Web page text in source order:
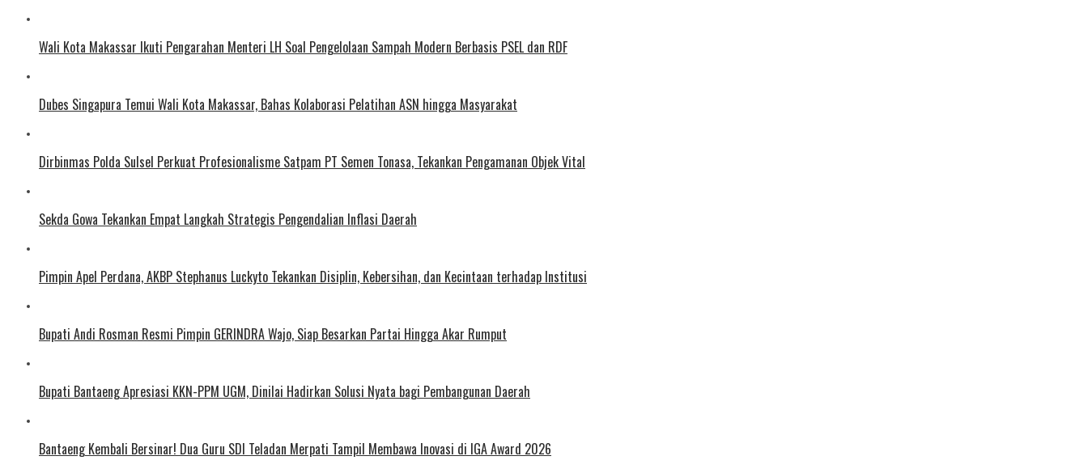
Wali Kota Makassar Ikuti Pengarahan Menteri LH Soal Pengelolaan Sampah Modern Berbasis PSEL dan RDF
Dubes Singapura Temui Wali Kota Makassar, Bahas Kolaborasi Pelatihan ASN hingga Masyarakat
Dirbinmas Polda Sulsel Perkuat Profesionalisme Satpam PT Semen Tonasa, Tekankan Pengamanan Objek Vital
Sekda Gowa Tekankan Empat Langkah Strategis Pengendalian Inflasi Daerah
Pimpin Apel Perdana, AKBP Stephanus Luckyto Tekankan Disiplin, Kebersihan, dan Kecintaan terhadap Institusi
Bupati Andi Rosman Resmi Pimpin GERINDRA Wajo, Siap Besarkan Partai Hingga Akar Rumput
Bupati Bantaeng Apresiasi KKN-PPM UGM, Dinilai Hadirkan Solusi Nyata bagi Pembangunan Daerah
Bantaeng Kembali Bersinar! Dua Guru SDI Teladan Merpati Tampil Membawa Inovasi di IGA Award 2026